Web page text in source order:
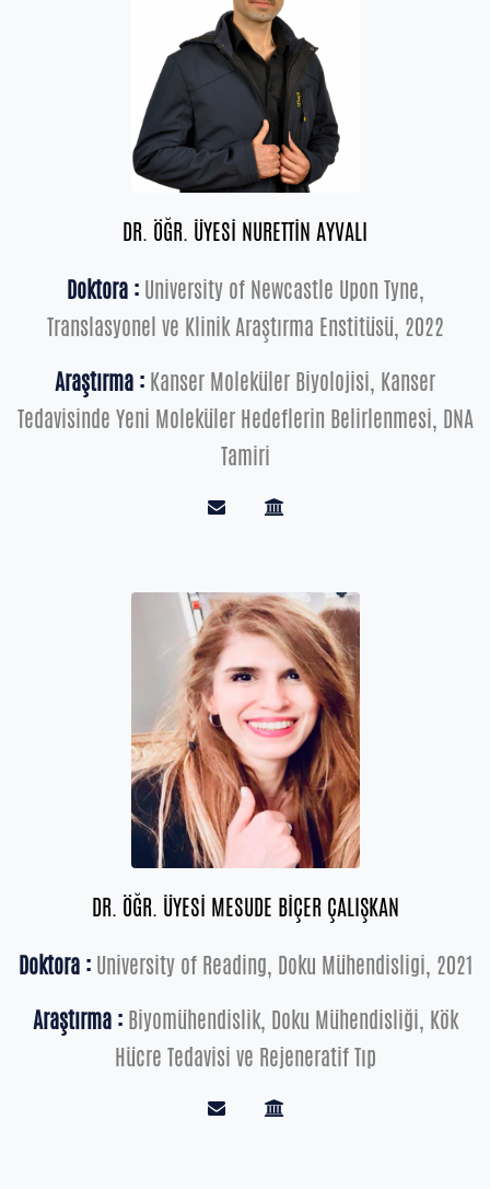
DR. ÖĞR. ÜYESİ NURETTİN AYVALI
Doktora :University of Newcastle Upon Tyne,
Translasyonel ve Klinik Araştırma Enstitüsü, 2022
Araştırma : Kanser Moleküler Biyolojisi, Kanser
Tedavisinde Yeni Moleküler Hedeflerin Belirlenmesi, DNA
Tamiri
DR. ÖĞR. ÜYESİ MESUDE BİÇER ÇALIŞKAN
Doktora :University of Reading, Doku Mühendisligi, 2021
Araştırma :Biyomühendislik, Doku Mühendisliği, Kök
Hücre Tedavisi ve Rejeneratif Tıp